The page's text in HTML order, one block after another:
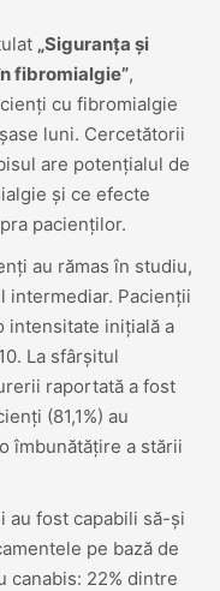
„Siguranța și
fibromialgie”,
cu fibromialgie
luni. Cercetătorii
are potențialul de
și ce efecte
pacienților.
au rămas în studiu,
intermediar. Pacienții
intensitate inițială a
La sfârșitul
raportată a fost
(81,1%) au
îmbunătățire a stării
au fost capabili să-și
pe bază de
canabis: 22% dintre